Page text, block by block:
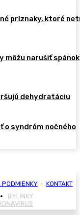
príznaky, ktoré
môžu narušiť spánok
dehydratáciu
o syndróm nočného
• KONTAKT
BYLINKY